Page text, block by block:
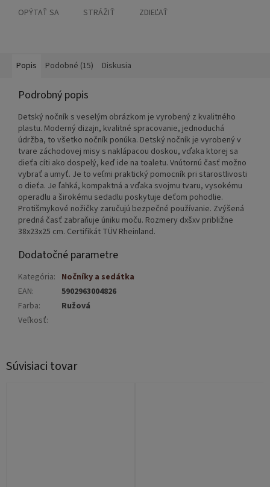
OPÝTAŤ SA STRÁŽIŤ ZDIEĽAŤ
Súvisiaci tovar
Popis Podobné (15) Diskusia
Podrobný popis
Detský nočník s veselým obrázkom je vyrobený z kvalitného
plastu. Moderný dizajn, kvalitné spracovanie, jednoduchá
údržba, to všetko nočník ponúka. Detský nočník je vyrobený v
tvare záchodovej misy s naklápacou doskou, vďaka ktorej sa
dieťa cíti ako dospelý, keď ide na toaletu. Vnútornú časť možno
vybrať a umyť. Je to veľmi praktický pomocník pri starostlivosti
o dieťa. Je ľahká, kompaktná a vďaka svojmu tvaru, vysokému
operadlu a širokému sedadlu poskytuje deťom pohodlie.
Protišmykové nožičky zaručujú bezpečné používanie. Zvýšená
predná časť zabraňuje úniku moču. Rozmery dxšxv približne
38x23x25 cm. Certifikát TÜV Rheinland.
Dodatočné parametre
Kategória: Nočníky a sedátka
EAN:
5902963004826
Farba:
Ružová
Veľkosť: